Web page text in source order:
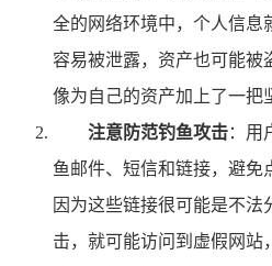
全的网络环境中，个人信息
容易被泄露，资产也可能被
像为自己的资产加上了一把
注意防范钓鱼攻击：用
鱼邮件、短信和链接，避免
因为这些链接很可能是不法
击，就可能访问到虚假网站